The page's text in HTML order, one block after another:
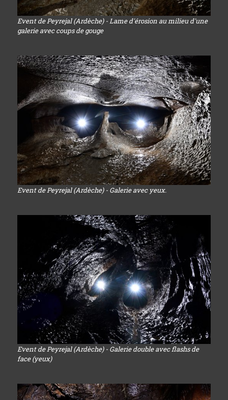
Event de Peyrejal (Ardèche) - Lame d'érosion au milieu d'une
galerie avec coups de gouge
Event de Peyrejal (Ardèche) - Galerie avec yeux.
Event de Peyrejal (Ardèche) - Galerie double avec flashs de
face (yeux)